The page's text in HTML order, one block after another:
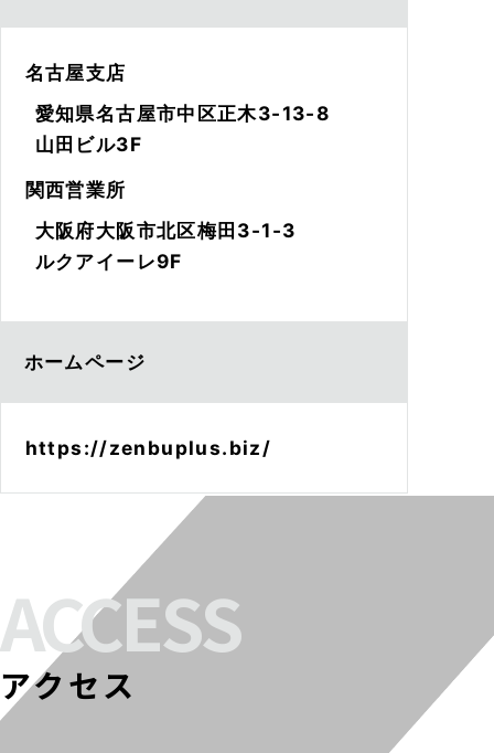
名古屋支店
愛知県名古屋市中区正木3-13-8
山田ビル3F
関西営業所
大阪府大阪市北区梅田3-1-3
ルクアイーレ9F
ホームページ
https://zenbuplus.biz/
ACCESS
アクセス